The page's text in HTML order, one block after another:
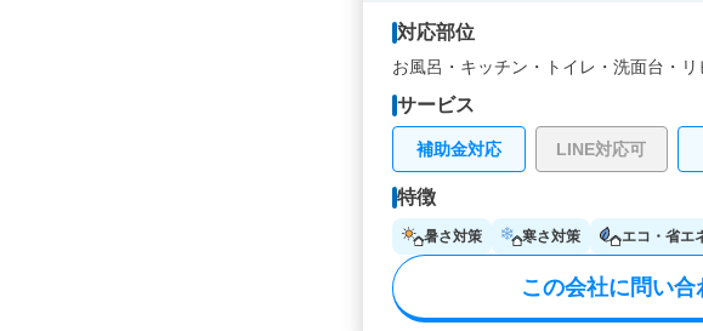
対応部位
お風呂・ キッチン・ トイレ・ 洗面台・ リ
サービス
補助金対応 LINE対応可
特徴
暑さ対策 寒さ対策 エコ・省エ
この会社に問い合